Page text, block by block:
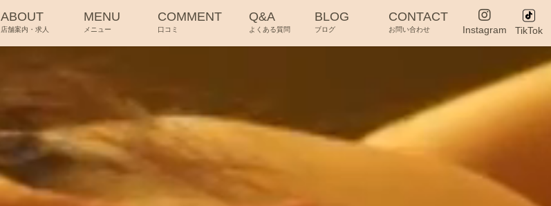
ABOUT
店舗案内・求人
MENU
メニュー
COMMENT
口コミ
Q&A
よくある質問
BLOG
ブログ
CONTACT
お問い合わせ Instagram TikTok